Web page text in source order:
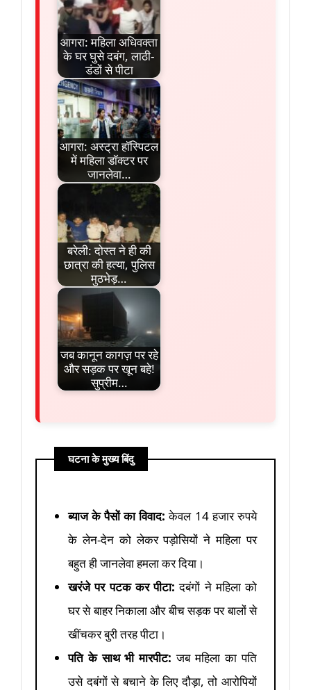
आगरा: महिला अधिवक्ता
के घर घुसे दबंग, लाठी-
डंडों से पीटा
आगरा: अस्ट्रा हॉस्पिटल
में महिला डॉक्टर पर
जानलेवा…
बरेली: दोस्त ने ही की
छात्रा की हत्या, पुलिस
मुठभेड़…
जब कानून कागज़ पर रहे
और सड़क पर खून बहे!
सुप्रीम…
घटना के मुख्य बिंदु
ब्याज के पैसों का विवाद: केवल 14 हजार रुपये
के लेन-देन को लेकर पड़ोसियों ने महिला पर
बहुत ही जानलेवा हमला कर दिया।
खरंजे पर पटक कर पीटा: दबंगों ने महिला को
घर से बाहर निकाला और बीच सड़क पर बालों से
खींचकर बुरी तरह पीटा।
पति के साथ भी मारपीट: जब महिला का पति
उसे दबंगों से बचाने के लिए दौड़ा, तो आरोपियों